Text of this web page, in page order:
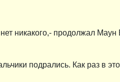
никакого,- продолжал
подрались. Как раз в